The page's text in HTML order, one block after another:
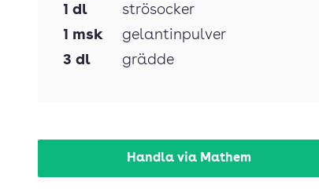
1 dl
strösocker
1 msk
gelantinpulver
3 dl grädde
Handla via Mathem